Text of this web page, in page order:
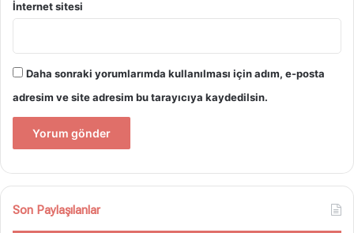
İnternet sitesi
Daha sonraki yorumlarımda kullanılması için adım, e-posta
adresim ve site adresim bu tarayıcıya kaydedilsin.
Son Paylaşılanlar